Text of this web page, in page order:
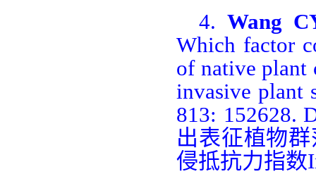
4. Wang
Which factor
of native plant
invasive plant
813: 152628.
出表征植物
侵抵抗力指数